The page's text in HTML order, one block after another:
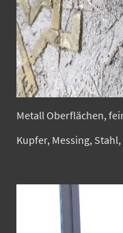
Metall Oberflächen,
Kupfer, Messing,